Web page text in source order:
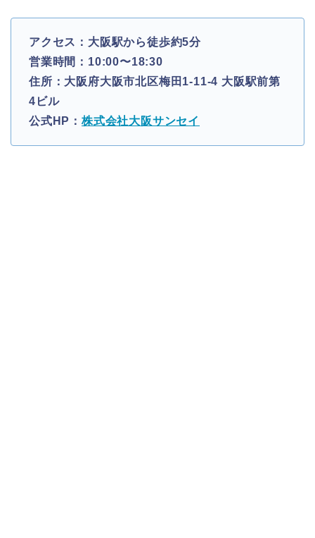
アクセス：大阪駅から徒歩約5分
営業時間：10:00〜18:30
住所：大阪府大阪市北区梅田1-11-4 大阪駅前第
4ビル
公式HP： 株式会社大阪サンセイ